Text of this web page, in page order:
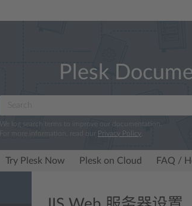
Plesk
We log search terms to improve our documentation.
For more information, read our Privacy Policy
Try Plesk Now Plesk on Cloud FAQ /